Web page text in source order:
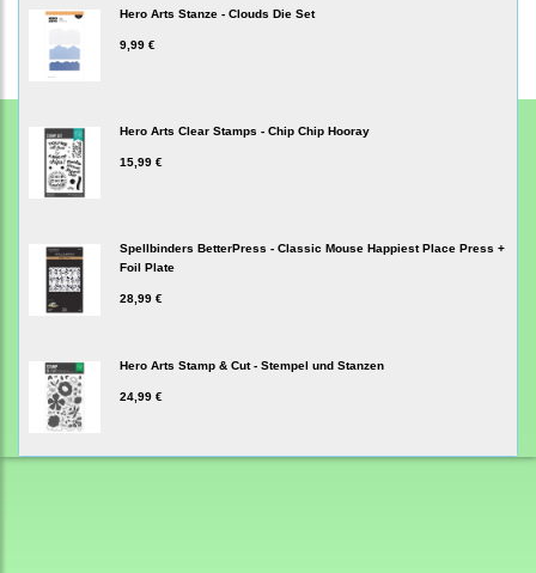
Hero Arts Stanze - Clouds Die Set
9,99 €
Hero Arts Clear Stamps - Chip Chip Hooray
15,99 €
Spellbinders BetterPress - Classic Mouse Happiest Place Press +
Foil Plate
28,99 €
Hero Arts Stamp & Cut - Stempel und Stanzen
24,99 €